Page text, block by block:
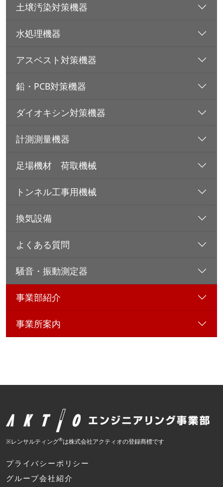
土壌汚染対策機器
水処理機器
アスベスト対策機器
鉛・PCB対策機器
ダイオキシン対策機器
計測測量機器
足場機材 荷取機械
トンネル工事用機械
換気設備
よくある質問
騒音・振動測定器
事業部紹介
事業所案内
※レンサルティング®は株式会社アクティオの登録商標です
プライバシーポリシー
グループ会社紹介